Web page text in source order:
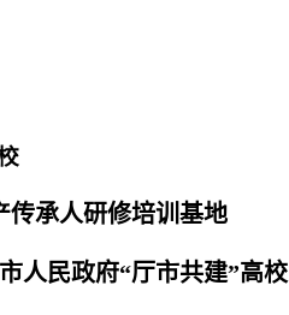
传承人研修培训基地
人民政府“厅市共建”高校